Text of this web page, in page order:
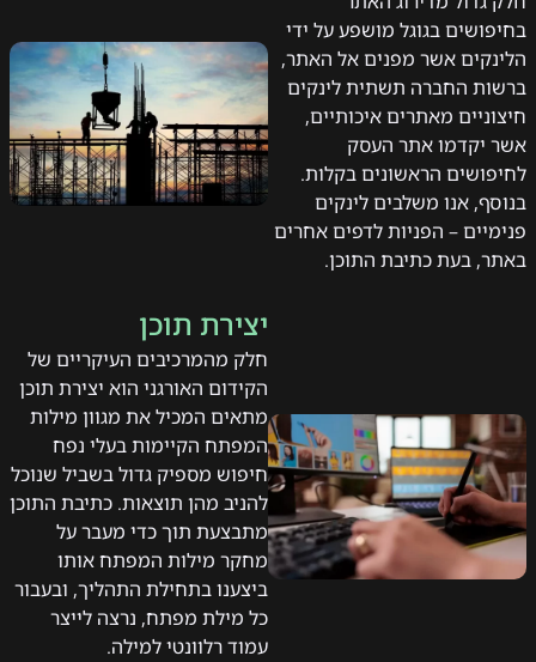
בחיפושים בגוגל מושפע על ידי
הלינקים אשר מפנים אל האתר,
ברשות החברה תשתית לינקים
חיצוניים מאתרים איכותיים,
אשר יקדמו אתר העסק
לחיפושים הראשונים בקלות.
בנוסף, אנו משלבים לינקים
פנימיים – הפניות לדפים אחרים
באתר, בעת כתיבת התוכן.
יצירת תוכן
חלק מהמרכיבים העיקריים של
הקידום האורגני הוא יצירת תוכן
מתאים המכיל את מגוון מילות
המפתח הקיימות בעלי נפח
חיפוש מספיק גדול בשביל שנוכל
להניב מהן תוצאות. כתיבת התוכן
מתבצעת תוך כדי מעבר על
מחקר מילות המפתח אותו
ביצענו בתחילת התהליך, ובעבור
כל מילת מפתח, נרצה לייצר
עמוד רלוונטי למילה.